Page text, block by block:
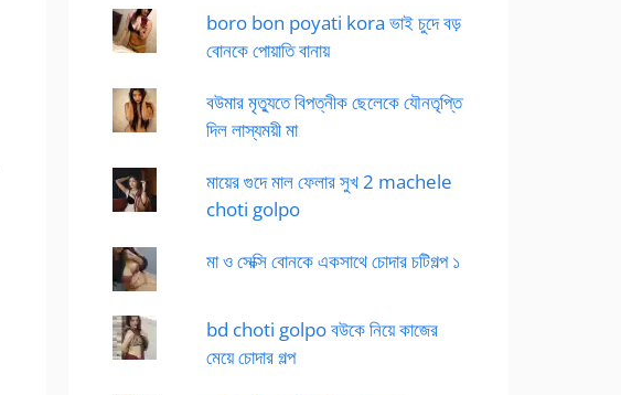
boro bon poyati kora ভাই চুদে বড়
বোনকে পোয়াতি বানায়
বউমার মৃত্যুতে বিপত্নীক ছেলেকে যৌনতৃপ্তি
দিল লাস্যময়ী মা
মায়ের গুদে মাল ফেলার সুখ 2 machele
choti golpo
মা ও সেক্সি বোনকে একসাথে চোদার চটিগল্প ১
bd choti golpo বউকে নিয়ে কাজের
মেয়ে চোদার গল্প